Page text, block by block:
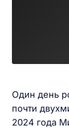
Один день
почти
2024 года